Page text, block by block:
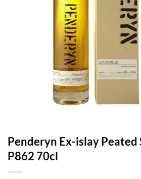
Penderyn Ex-islay Peated
P862 70cl